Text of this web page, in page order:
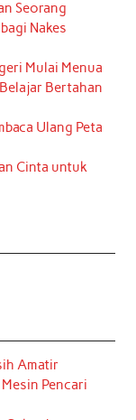
Seorang
Nakes
Mulai Menua
Bertahan
Ulang Peta
Cinta untuk
Amatir
Mesin Pencari